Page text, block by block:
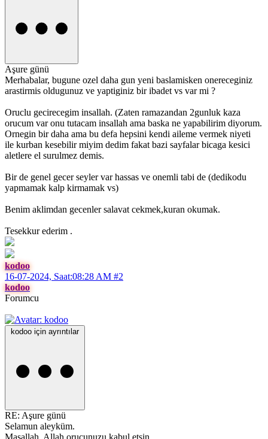
Aşure günü
Merhabalar, bugune ozel daha gun yeni baslamisken onereceginiz
arastirmis oldugunuz ve yaptiginiz bir ibadet vs var mi ?
Oruclu gecirecegim insallah. (Zaten ramazandan 2gunluk kaza
orucum var onu tutacam insallah ama baska ne yapabilirim diyorum.
Ornegin bir daha ama bu defa hepsini kendi aileme vermek niyeti
ile kurban kesebilir miyim dedim fakat bazi sayfalar bicaga kesici
aletlere el surulmez demis.
Bir de genel gecer seyler var hassas ve onemli tabi de (dedikodu
yapmamak kalp kirmamak vs)
Benim aklimdan gecenler salavat cekmek,kuran okumak.
Tesekkur ederim .
kodoo
16-07-2024, Saat:08:28 AM #2
kodoo
Forumcu
kodoo için ayrıntılar
RE: Aşure günü
Selamun aleyküm.
Maşallah, Allah orucunuzu kabul etsin.